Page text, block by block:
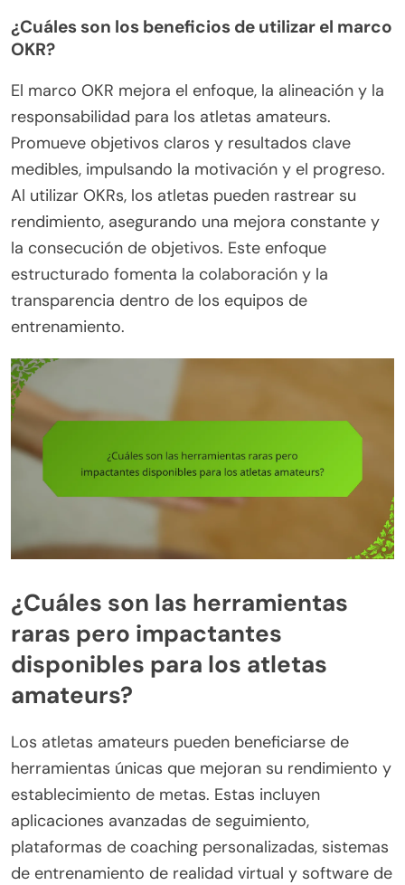
¿Cuáles son los beneficios de utilizar el marco
OKR?
El marco OKR mejora el enfoque, la alineación y la
responsabilidad para los atletas amateurs.
Promueve objetivos claros y resultados clave
medibles, impulsando la motivación y el progreso.
Al utilizar OKRs, los atletas pueden rastrear su
rendimiento, asegurando una mejora constante y
la consecución de objetivos. Este enfoque
estructurado fomenta la colaboración y la
transparencia dentro de los equipos de
entrenamiento.
¿Cuáles son las herramientas
raras pero impactantes
disponibles para los atletas
amateurs?
Los atletas amateurs pueden beneficiarse de
herramientas únicas que mejoran su rendimiento y
establecimiento de metas. Estas incluyen
aplicaciones avanzadas de seguimiento,
plataformas de coaching personalizadas, sistemas
de entrenamiento de realidad virtual y software de